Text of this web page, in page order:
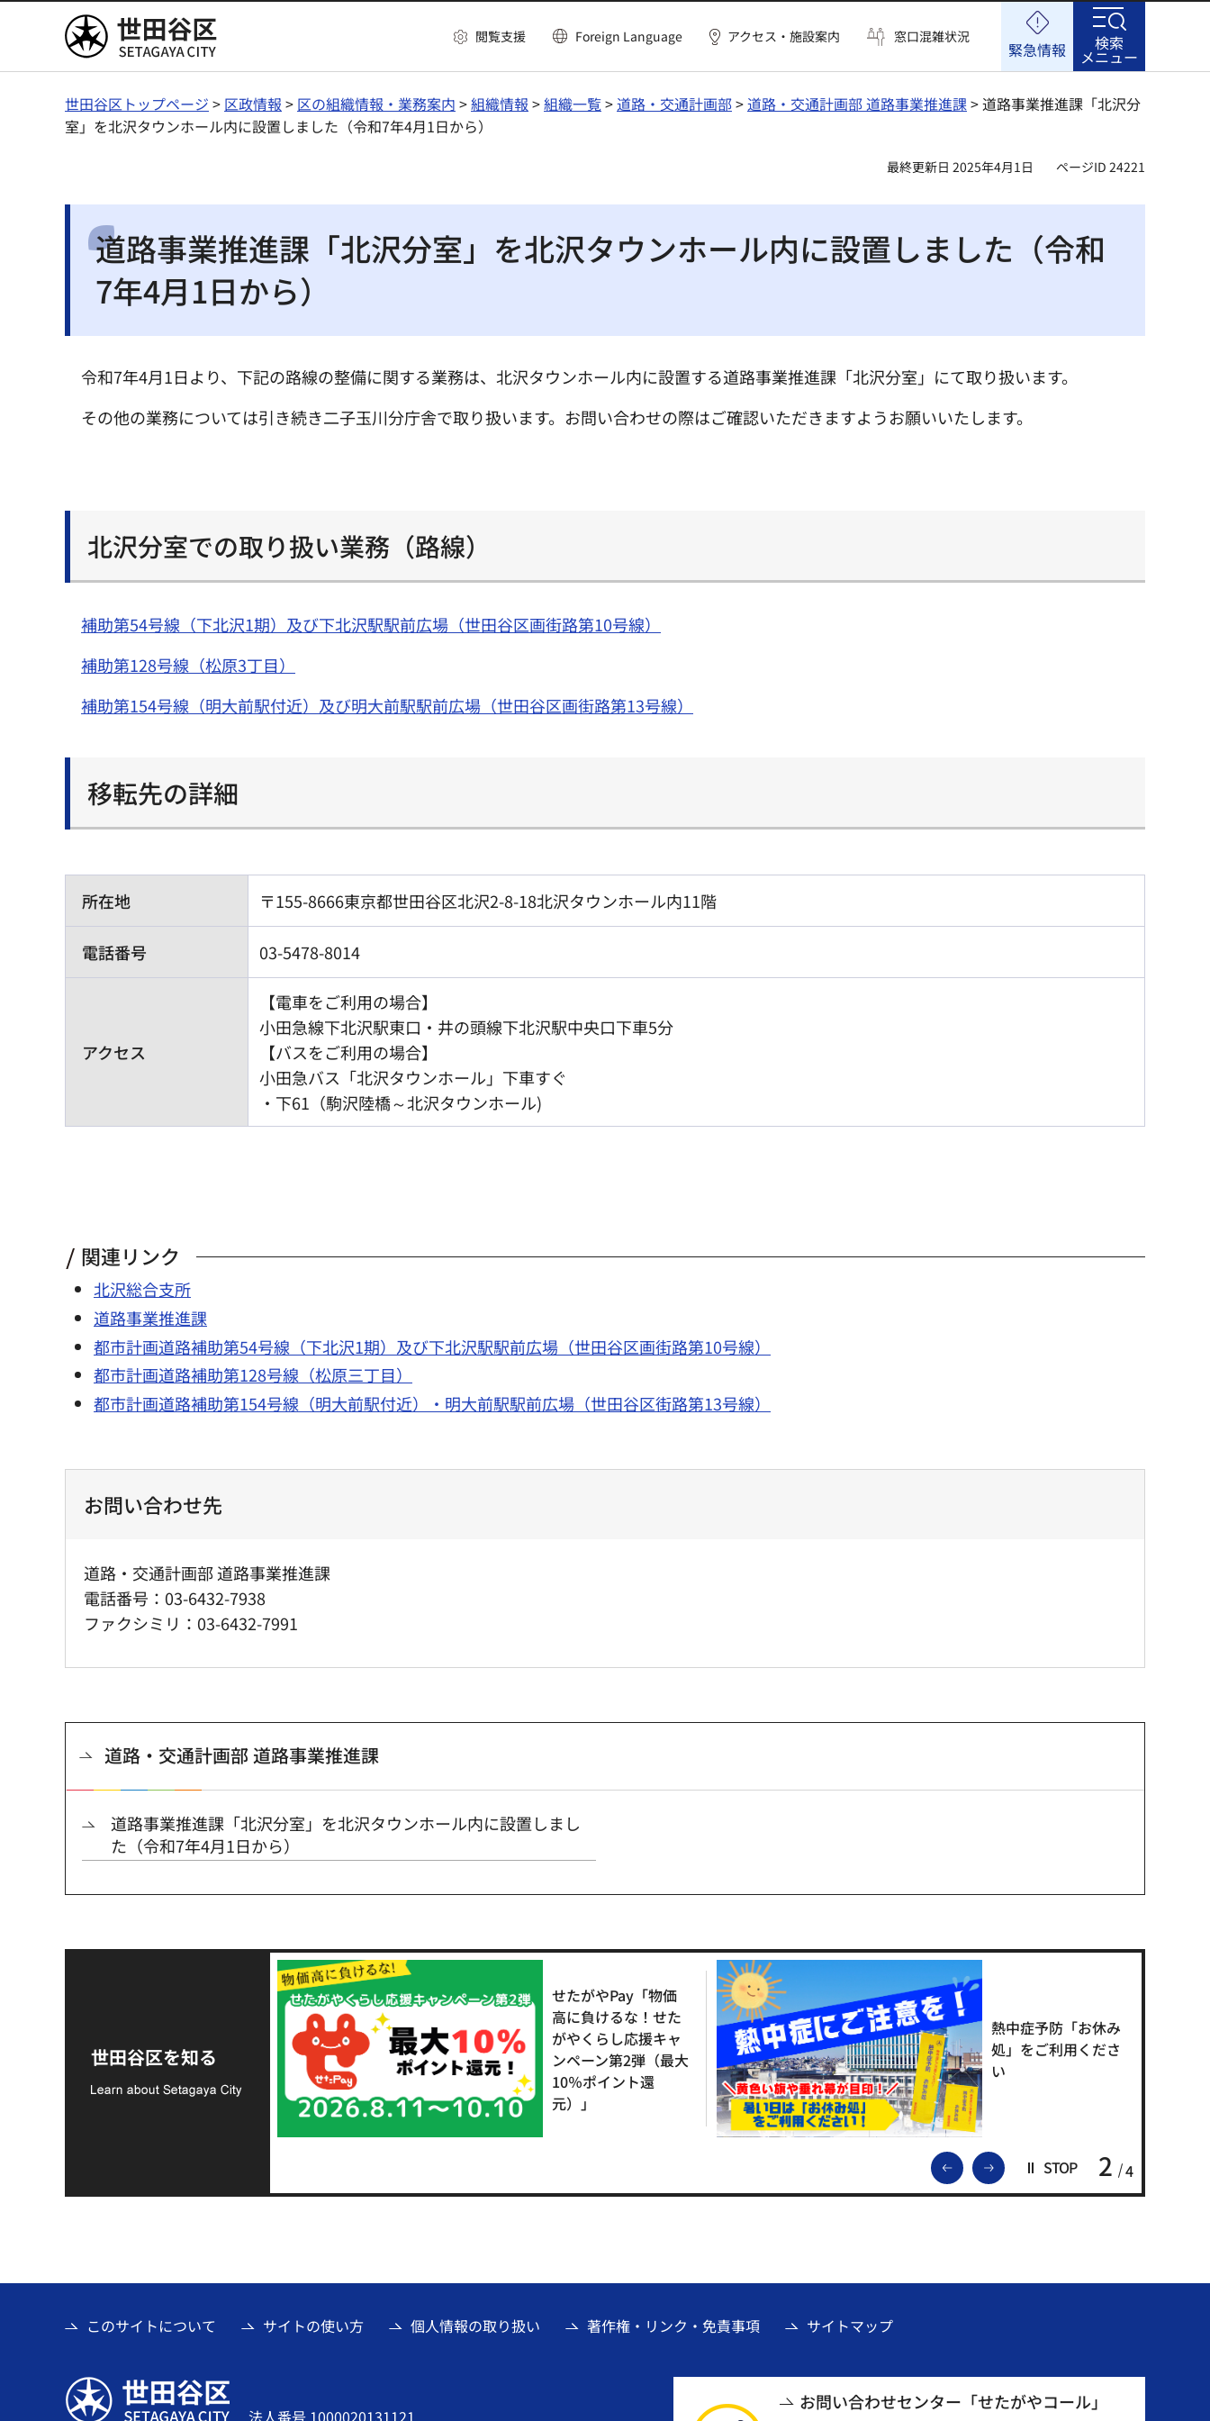
世田谷区 閲覧支援 Foreign Language アクセス・施設案内 窓口混雑状況
緊急情報 検索
メニュー
世田谷区トップページ > 区政情報 > 区の組織情報・業務案内 >組織情報 >組織一覧>道路・交通計画部>道路・交通計画部 道路事業推進課> 道路事業推進課「北沢分
室」を北沢タウンホール内に設置しました（令和7年4月1日から）
最終更新日 2025年4月1日 ページID 24221
道路事業推進課「北沢分室」を北沢タウンホール内に設置しました（令和
7年4月1日から）
令和7年4月1日より、下記の路線の整備に関する業務は、北沢タウンホール内に設置する道路事業推進課「北沢分室」にて取り扱います。
その他の業務については引き続き二子玉川分庁舎で取り扱います。お問い合わせの際はご確認いただきますようお願いいたします。
北沢分室での取り扱い業務（路線）
補助第54号線（下北沢1期）及び下北沢駅駅前広場（世田谷区画街路第10号線）
補助第128号線（松原3丁目）
補助第154号線（明大前駅付近）及び明大前駅駅前広場（世田谷区画街路第13号線）
移転先の詳細
所在地 〒155-8666東京都世田谷区北沢2-8-18北沢タウンホール内11階
電話番号 03-5478-8014
アクセス
【電車をご利用の場合】
小田急線下北沢駅東口・井の頭線下北沢駅中央口下車5分
【バスをご利用の場合】
小田急バス「北沢タウンホール」下車すぐ
・下61（駒沢陸橋～北沢タウンホール)
関連リンク
北沢総合支所
道路事業推進課
都市計画道路補助第54号線（下北沢1期）及び下北沢駅駅前広場（世田谷区画街路第10号線）
都市計画道路補助第128号線（松原三丁目）
都市計画道路補助第154号線（明大前駅付近）・明大前駅駅前広場（世田谷区街路第13号線）
お問い合わせ先
道路・交通計画部 道路事業推進課
電話番号：03-6432-7938
ファクシミリ：03-6432-7991
道路・交通計画部 道路事業推進課
道路事業推進課「北沢分室」を北沢タウンホール内に設置しまし
た（令和7年4月1日から）
世田谷区を知る
前のスライドを表示
次のスライドを表示
STOP 2 4
支援金の募集につい
て
せたがやPay「物価
高に負けるな！せた
がやくらし応援キャ
ンペーン第2弾（最大
10％ポイント還
元）」
熱中症予防「お休み
処」をご利用くださ
い
このサイトについて サイトの使い方 個人情報の取り扱い 著作権・リンク・免責事項 サイトマップ
世田谷区
法人番号 1000020131121
お問い合わせセンター「せたがやコール」